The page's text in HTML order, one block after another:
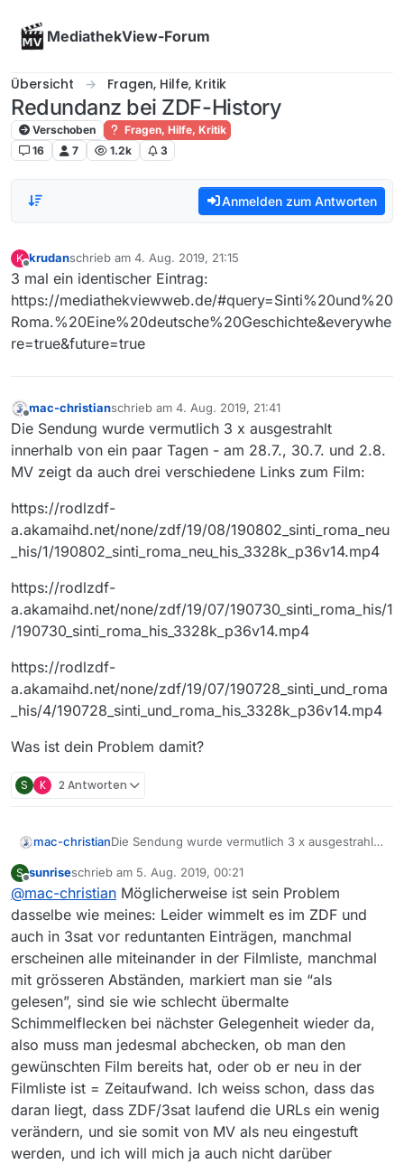
MediathekView-Forum
Übersicht Fragen, Hilfe, Kritik
Redundanz bei ZDF-History
Verschoben
Fragen, Hilfe, Kritik
16
7 1.2k 3
Anmelden zum Antworten
K
Offline
krudanschrieb am 4. Aug. 2019, 21:15
zuletzt editiert von
3 mal ein identischer Eintrag:
https://mediathekviewweb.de/#query=Sinti%20und%20
Roma.%20Eine%20deutsche%20Geschichte&everywhe
re=true&future=true
Offline
mac-christianschrieb am 4. Aug. 2019, 21:41
zuletzt editiert von
Die Sendung wurde vermutlich 3 x ausgestrahlt
innerhalb von ein paar Tagen - am 28.7., 30.7. und 2.8.
MV zeigt da auch drei verschiedene Links zum Film:
https://rodlzdf-
a.akamaihd.net/none/zdf/19/08/190802_sinti_roma_neu
_his/1/190802_sinti_roma_neu_his_3328k_p36v14.mp4
https://rodlzdf-
a.akamaihd.net/none/zdf/19/07/190730_sinti_roma_his/1
/190730_sinti_roma_his_3328k_p36v14.mp4
https://rodlzdf-
a.akamaihd.net/none/zdf/19/07/190728_sinti_und_roma
_his/4/190728_sinti_und_roma_his_3328k_p36v14.mp4
Was ist dein Problem damit?
S K 2 Antworten
mac-christianDie Sendung wurde vermutlich 3 x ausgestrahlt
und 2.8. MV zeigt da auch drei verschiedene
Links zum Film:
https://rodlzdf-
a.akamaihd.net/none/zdf/19/08/190802_sinti_ro
ma_neu_his/1/190802_sinti_roma_neu_his_3328k_
p36v14.mp4
https://rodlzdf-
a.akamaihd.net/none/zdf/19/07/190730_sinti_rom
a_his/1/190730_sinti_roma_his_3328k_p36v14.mp
4
https://rodlzdf-
a.akamaihd.net/none/zdf/19/07/190728_sinti_und
_roma_his/4/190728_sinti_und_roma_his_3328k_p
36v14.mp4
Was ist dein Problem damit?
S sunriseschrieb am 5. Aug. 2019, 00:21
zuletzt editiert von
@mac-christian Möglicherweise ist sein Problem
dasselbe wie meines: Leider wimmelt es im ZDF und
auch in 3sat vor reduntanten Einträgen, manchmal
erscheinen alle miteinander in der Filmliste, manchmal
mit grösseren Abständen, markiert man sie “als
gelesen”, sind sie wie schlecht übermalte
Schimmelflecken bei nächster Gelegenheit wieder da,
also muss man jedesmal abchecken, ob man den
gewünschten Film bereits hat, oder ob er neu in der
Filmliste ist = Zeitaufwand. Ich weiss schon, dass das
daran liegt, dass ZDF/3sat laufend die URLs ein wenig
verändern, und sie somit von MV als neu eingestuft
werden, und ich will mich ja auch nicht darüber